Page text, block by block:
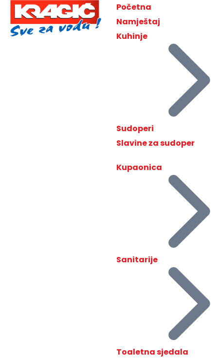
Početna
Namještaj
Kuhinje
Sudoperi
Slavine za sudoper
Kupaonica
Sanitarije
Toaletna sjedala